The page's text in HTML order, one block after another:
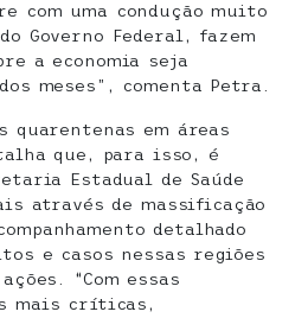
com uma condução muito
Governo Federal, fazem
a economia seja
meses”, comenta Petra.
quarentenas em áreas
que, para isso, é
Estadual de Saúde
através de massificação
detalhado
e casos nessas regiões
“Com essas
mais críticas,